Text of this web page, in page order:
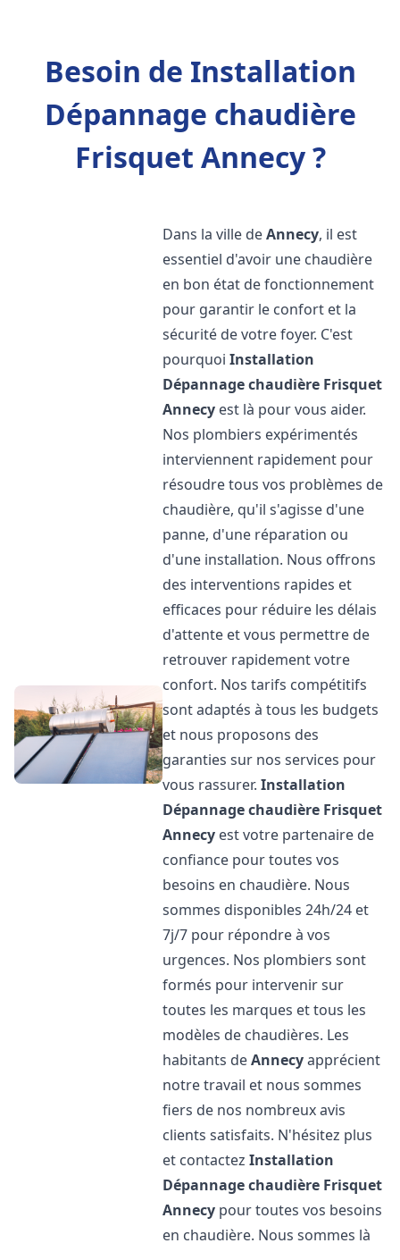
Besoin de Installation
Dépannage chaudière
Frisquet Annecy ?
Dans la ville deAnnecy, il est
essentiel d'avoir une chaudière
en bon état de fonctionnement
pour garantir le confort et la
sécurité de votre foyer. C'est
pourquoiInstallation
Dépannage chaudière Frisquet
Annecy est là pour vous aider.
Nos plombiers expérimentés
interviennent rapidement pour
résoudre tous vos problèmes de
chaudière, qu'il s'agisse d'une
panne, d'une réparation ou
d'une installation. Nous offrons
des interventions rapides et
efficaces pour réduire les délais
d'attente et vous permettre de
retrouver rapidement votre
confort. Nos tarifs compétitifs
sont adaptés à tous les budgets
et nous proposons des
garanties sur nos services pour
vous rassurer.Installation
Dépannage chaudière Frisquet
Annecy est votre partenaire de
confiance pour toutes vos
besoins en chaudière. Nous
sommes disponibles 24h/24 et
7j/7 pour répondre à vos
urgences. Nos plombiers sont
formés pour intervenir sur
toutes les marques et tous les
modèles de chaudières. Les
habitants deAnnecyapprécient
notre travail et nous sommes
fiers de nos nombreux avis
clients satisfaits. N'hésitez plus
et contactezInstallation
Dépannage chaudière Frisquet
Annecy pour toutes vos besoins
en chaudière. Nous sommes là